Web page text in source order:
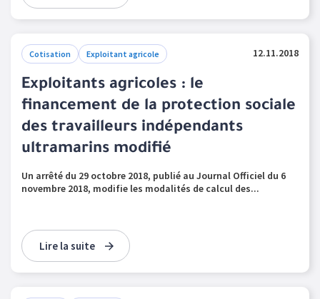
Cotisation Exploitant agricole 12.11.2018
Exploitants agricoles : le
financement de la protection sociale
des travailleurs indépendants
ultramarins modifié
Un arrêté du 29 octobre 2018, publié au Journal Officiel du 6
novembre 2018, modifie les modalités de calcul des...
Lire la suite